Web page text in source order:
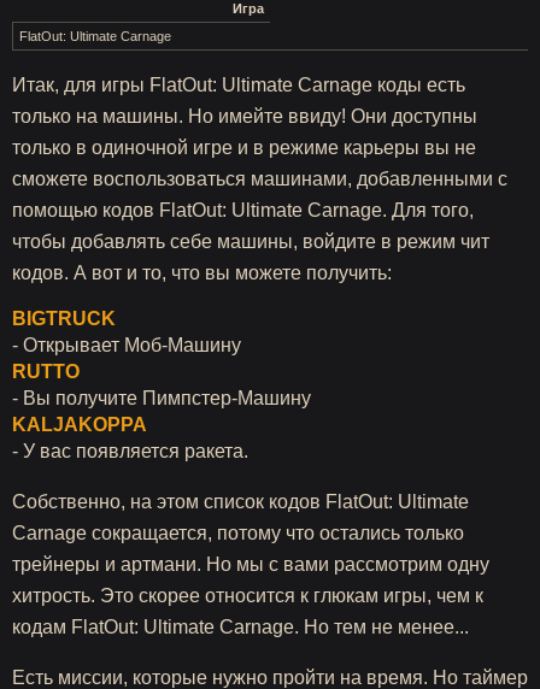
Игра
FlatOut: Ultimate Carnage
Итак, для игры FlatOut: Ultimate Carnage коды есть
только на машины. Но имейте ввиду! Они доступны
только в одиночной игре и в режиме карьеры вы не
сможете воспользоваться машинами, добавленными с
помощью кодов FlatOut: Ultimate Carnage. Для того,
чтобы добавлять себе машины, войдите в режим чит
кодов. А вот и то, что вы можете получить:
BIGTRUCK
- Открывает Моб-Машину
RUTTO
- Вы получите Пимпстер-Машину
KALJAKOPPA
- У вас появляется ракета.
Собственно, на этом список кодов FlatOut: Ultimate
Carnage сокращается, потому что остались только
трейнеры и артмани. Но мы с вами рассмотрим одну
хитрость. Это скорее относится к глюкам игры, чем к
кодам FlatOut: Ultimate Carnage. Но тем не менее...
Есть миссии, которые нужно пройти на время. Но таймер